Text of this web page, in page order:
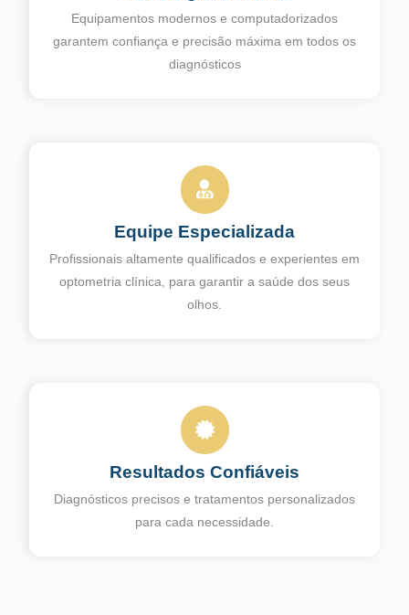
Equipamentos modernos e computadorizados
garantem confiança e precisão máxima em todos os
diagnósticos
Equipe Especializada
Profissionais altamente qualificados e experientes em
optometria clínica, para garantir a saúde dos seus
olhos.
Resultados Confiáveis
Diagnósticos precisos e tratamentos personalizados
para cada necessidade.